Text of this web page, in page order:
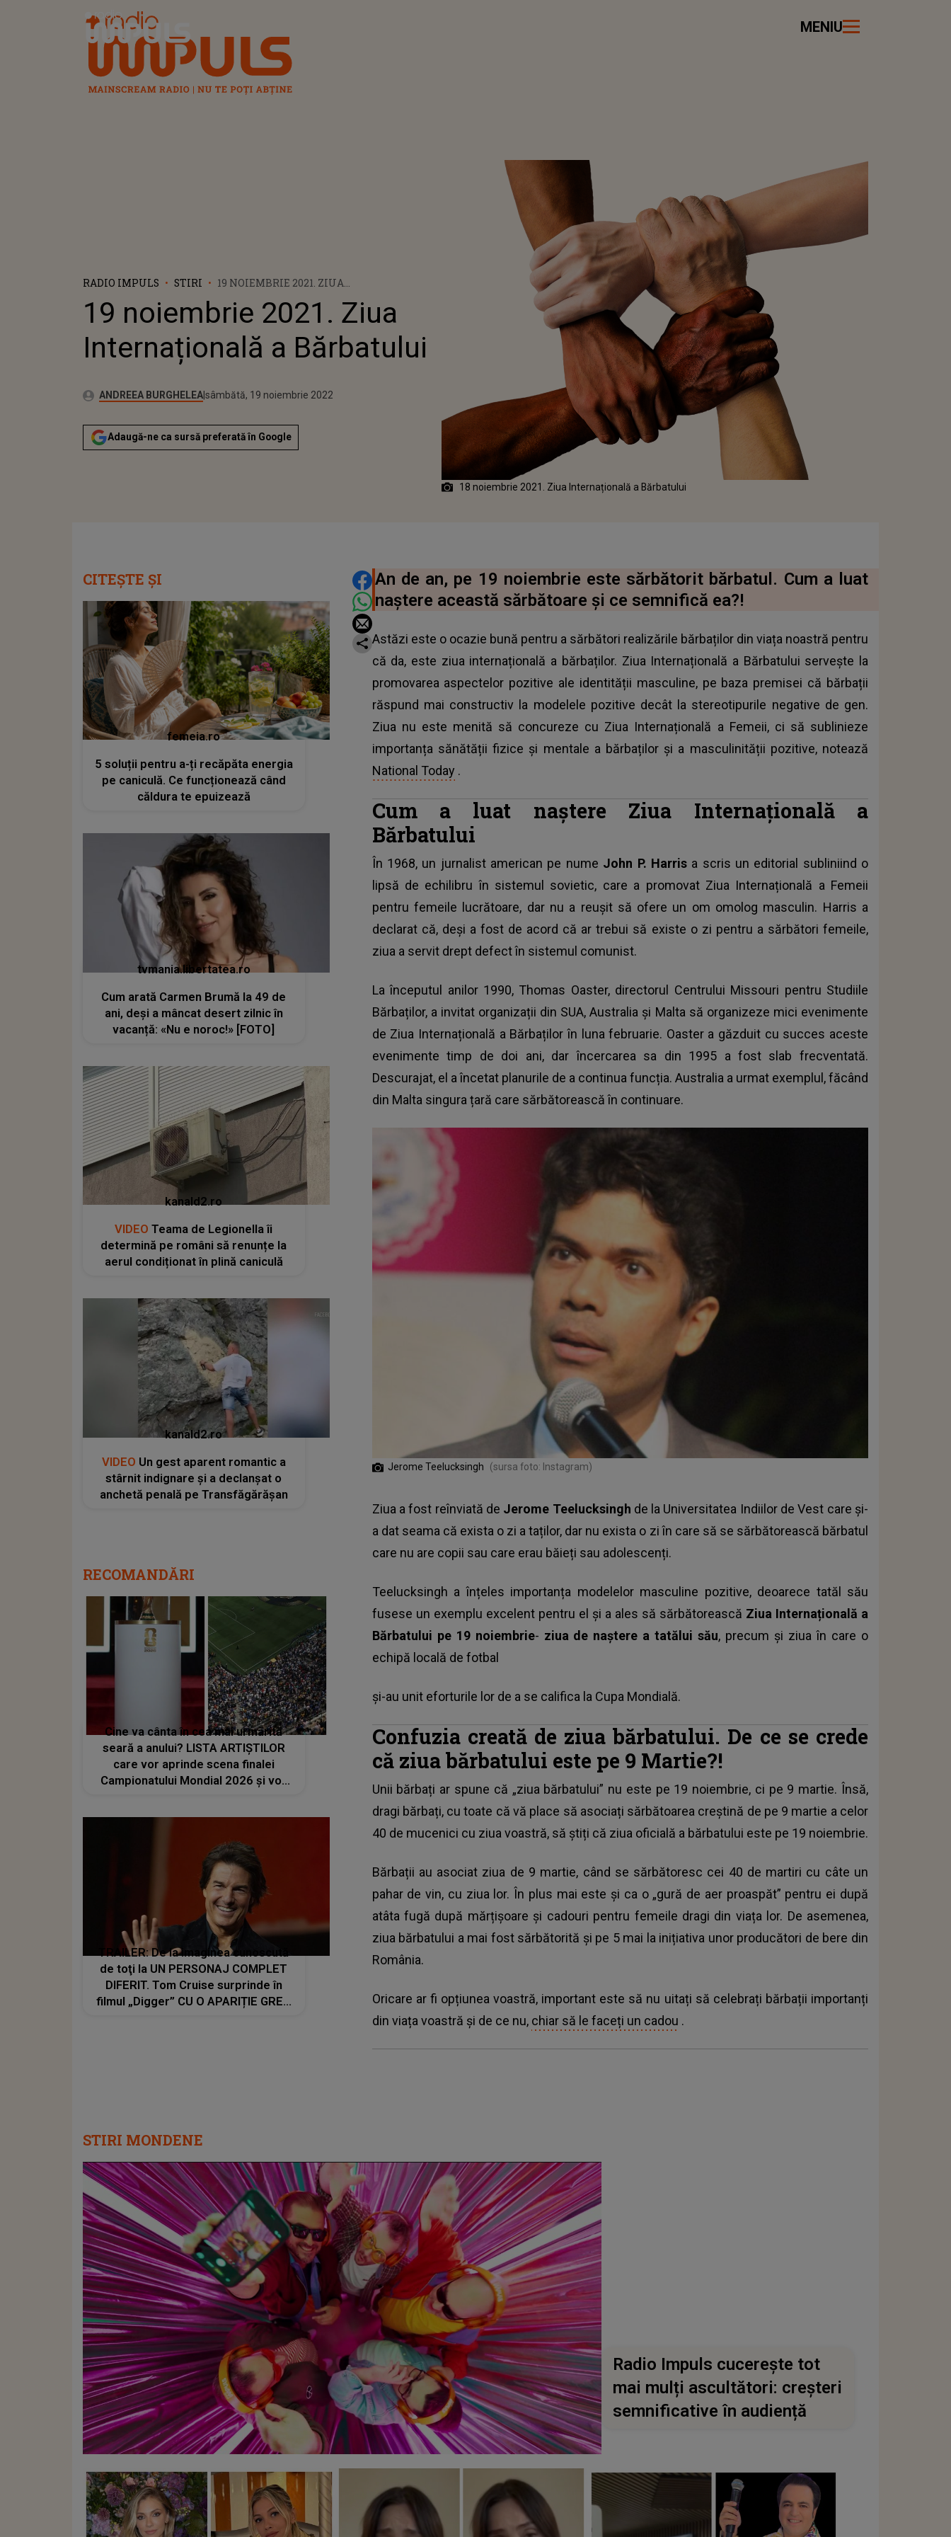
Radio Impuls MENIU
RADIO IMPULS STIRI
19 NOIEMBRIE 2021. ZIUA
19 noiembrie 2021. Ziua
Internațională a Bărbatului
Autor:ANDREEA BURGHELEAPublicat:
vineri, 19 noiembrie 2021
Actualizat:
sâmbătă, 19 noiembrie 2022
Adaugă-ne ca sursă preferată în Google
18 noiembrie 2021. Ziua Internațională a Bărbatului
DISTRIBUIE ARTICOLUL
An de an, pe 19 noiembrie este sărbătorit bărbatul. Cum a luat
naștere această sărbătoare și ce semnifică ea?!
Astăzi este o ocazie bună pentru a sărbători realizările bărbaților din viața noastră pentru
că da, este ziua internațională a bărbaților. Ziua Internațională a Bărbatului servește la
promovarea aspectelor pozitive ale identității masculine, pe baza premisei că bărbații
răspund mai constructiv la modelele pozitive decât la stereotipurile negative de gen.
Ziua nu este menită să concureze cu Ziua Internațională a Femeii, ci să sublinieze
importanța sănătății fizice și mentale a bărbaților și a masculinității pozitive, notează
National Today .
Cum a luat naștere Ziua Internațională a
Bărbatului
În 1968, un jurnalist american pe nume John P. Harris a scris un editorial subliniind o
lipsă de echilibru în sistemul sovietic, care a promovat Ziua Internațională a Femeii
pentru femeile lucrătoare, dar nu a reușit să ofere un om omolog masculin. Harris a
declarat că, deși a fost de acord că ar trebui să existe o zi pentru a sărbători femeile,
ziua a servit drept defect în sistemul comunist.
La începutul anilor 1990, Thomas Oaster, directorul Centrului Missouri pentru Studiile
Bărbaților, a invitat organizații din SUA, Australia și Malta să organizeze mici evenimente
de Ziua Internațională a Bărbaților în luna februarie. Oaster a găzduit cu succes aceste
evenimente timp de doi ani, dar încercarea sa din 1995 a fost slab frecventată.
Descurajat, el a încetat planurile de a continua funcția. Australia a urmat exemplul, făcând
din Malta singura țară care sărbătorească în continuare.
Jerome Teelucksingh (sursa foto: Instagram)
Ziua a fost reînviată de Jerome Teelucksingh de la Universitatea Indiilor de Vest care și-
a dat seama că exista o zi a taților, dar nu exista o zi în care să se sărbătorească bărbatul
care nu are copii sau care erau băieți sau adolescenți.
Teelucksingh a înțeles importanța modelelor masculine pozitive, deoarece tatăl său
fusese un exemplu excelent pentru el și a ales să sărbătorească Ziua Internațională a
Bărbatului pe 19 noiembrie- ziua de naștere a tatălui său, precum și ziua în care o
echipă locală de fotbal
și-au unit eforturile lor de a se califica la Cupa Mondială.
Confuzia creată de ziua bărbatului. De ce se crede
că ziua bărbatului este pe 9 Martie?!
Unii bărbați ar spune că „ziua bărbatului” nu este pe 19 noiembrie, ci pe 9 martie. Însă,
dragi bărbați, cu toate că vă place să asociați sărbătoarea creștină de pe 9 martie a celor
40 de mucenici cu ziua voastră, să știți că ziua oficială a bărbatului este pe 19 noiembrie.
Bărbații au asociat ziua de 9 martie, când se sărbătoresc cei 40 de martiri cu câte un
pahar de vin, cu ziua lor. În plus mai este și ca o „gură de aer proaspăt” pentru ei după
atâta fugă după mărțișoare și cadouri pentru femeile dragi din viața lor. De asemenea,
ziua bărbatului a mai fost sărbătorită și pe 5 mai la inițiativa unor producători de bere din
România.
Oricare ar fi opțiunea voastră, important este să nu uitați să celebrați bărbații importanți
din viața voastră și de ce nu, chiar să le faceți un cadou .
CITEȘTE ȘI
femeia.ro
5 soluții pentru a-ți recăpăta energia
pe caniculă. Ce funcționează când
căldura te epuizează
tvmania.libertatea.ro
Cum arată Carmen Brumă la 49 de
ani, deși a mâncat desert zilnic în
vacanță: «Nu e noroc!» [FOTO]
kanald2.ro
VIDEO Teama de Legionella îi
determină pe români să renunțe la
aerul condiționat în plină caniculă
kanald2.ro
VIDEO Un gest aparent romantic a
stârnit indignare și a declanșat o
anchetă penală pe Transfăgărășan
RECOMANDĂRI
Cine va cânta în cea mai urmărită
seară a anului? LISTA ARTIȘTILOR
care vor aprinde scena finalei
Campionatului Mondial 2026 și vor
TRAILER: De la imaginea cunoscută
de toţi la UN PERSONAJ COMPLET
DIFERIT. Tom Cruise surprinde în
filmul „Digger” CU O APARIȚIE GREU
STIRI MONDENE
Radio Impuls cucerește tot
mai mulți ascultători: creșteri
semnificative în audiență